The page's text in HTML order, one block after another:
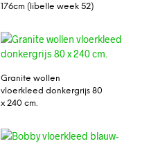
176cm (libelle week 52)
Granite wollen
vloerkleed donkergrijs 80
x 240 cm.